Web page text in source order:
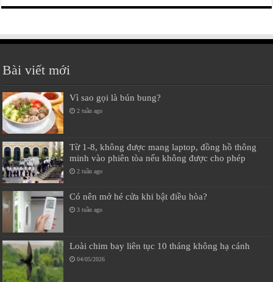
Bài viết mới
Vì sao gọi là bún bung?
2 tuần ago
Từ 1-8, không được mang laptop, đồng hồ thông
minh vào phiên tòa nếu không được cho phép
2 tuần ago
Có nên mở hé cửa khi bật điều hòa?
3 tuần ago
Loài chim bay liên tục 10 tháng không hạ cánh
04/05/2026